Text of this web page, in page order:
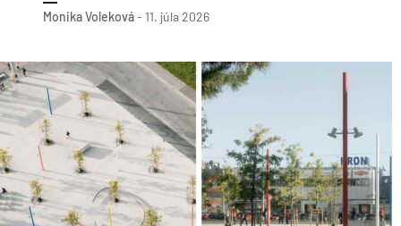
Monika Voleková- 11. júla 2026